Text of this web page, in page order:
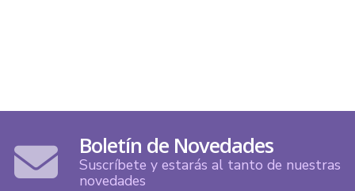
Boletín de Novedades
Suscríbete y estarás al tanto de nuestras
novedades